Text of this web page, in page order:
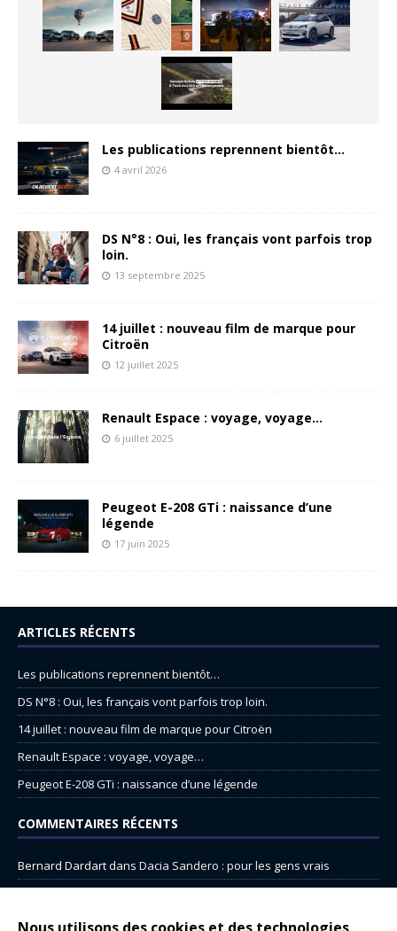
Les publications reprennent bientôt…
4 avril 2026
DS N°8 : Oui, les français vont parfois trop
loin.
13 septembre 2025
14 juillet : nouveau film de marque pour
Citroën
12 juillet 2025
Renault Espace : voyage, voyage…
6 juillet 2025
Peugeot E-208 GTi : naissance d’une
légende
17 juin 2025
ARTICLES RÉCENTS
Les publications reprennent bientôt…
DS N°8 : Oui, les français vont parfois trop loin.
14 juillet : nouveau film de marque pour Citroën
Renault Espace : voyage, voyage…
Peugeot E-208 GTi : naissance d’une légende
COMMENTAIRES RÉCENTS
Bernard Dardartdans Dacia Sandero : pour les gens vrais
GillydansCitroën ë-C3 : la révolution a commencé
gyo
dansAlpine A290 : L’irrésistible attraction de la légèreté